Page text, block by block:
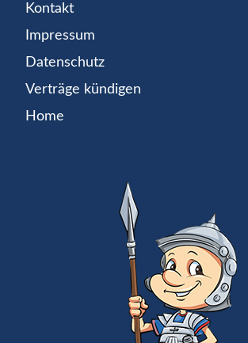
Kontakt
Impressum
Datenschutz
Verträge kündigen
Home